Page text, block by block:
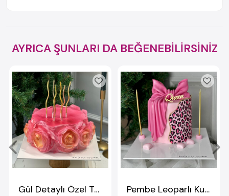
AYRICA ŞUNLARI DA BEĞENEBİLİRSİNİZ
Gül Detaylı Özel Tasarım Pasta Pembe Leoparlı Kurdeleli Queen Pasta